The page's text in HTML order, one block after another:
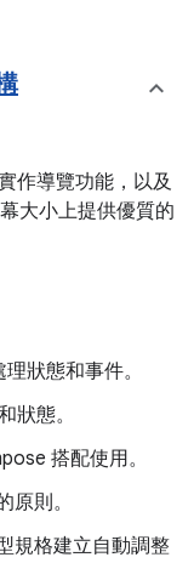
作導覽功能，以及
大小上提供優質的
狀態和事件。
狀態。
搭配使用。
則。
規格建立自動調整